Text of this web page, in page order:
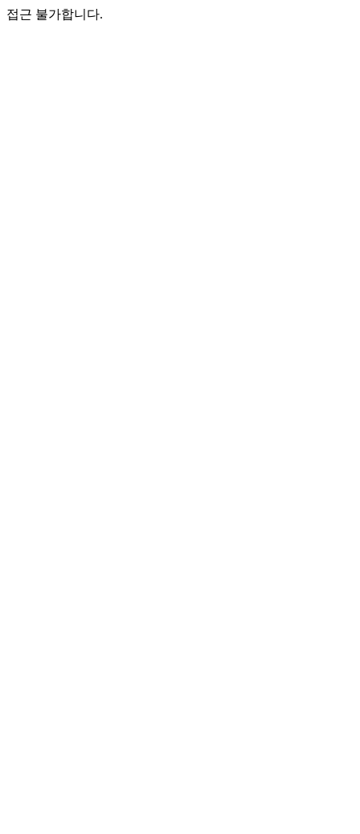
접근 불가합니다.